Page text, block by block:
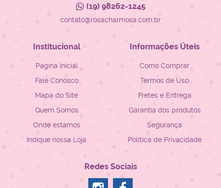
(19)98262-1245
contato@rosacharmosa.com.br
Institucional
Página Inicial
Fale Conosco
Mapa do Site
Quem Somos
Onde estamos
Indique nossa Loja
Informações Úteis
Como Comprar
Termos de Uso
Fretes e Entrega
Garantia dos produtos
Segurança
Política de Privacidade
Redes Sociais